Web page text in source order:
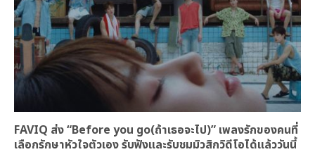
FAVIQ ส่ง “Before you go(ถ้าเธอจะไป)” เพลงรักของคนที่
เลือกรักษาหัวใจตัวเอง รับฟังและรับชมมิวสิกวิดีโอได้แล้ววันนี้